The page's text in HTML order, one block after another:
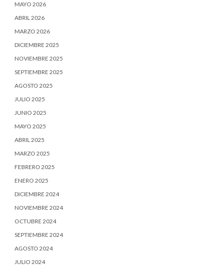
MAYO 2026
ABRIL 2026
MARZO 2026
DICIEMBRE 2025
NOVIEMBRE 2025
SEPTIEMBRE 2025
AGOSTO 2025
JULIO 2025
JUNIO 2025
MAYO 2025
ABRIL 2025
MARZO 2025
FEBRERO 2025
ENERO 2025
DICIEMBRE 2024
NOVIEMBRE 2024
OCTUBRE 2024
SEPTIEMBRE 2024
AGOSTO 2024
JULIO 2024